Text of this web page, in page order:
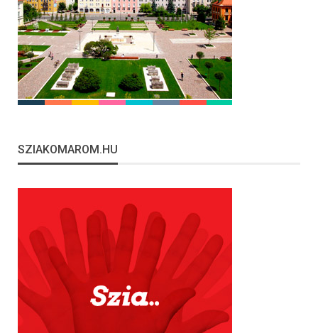
SZIAKOMAROM.HU